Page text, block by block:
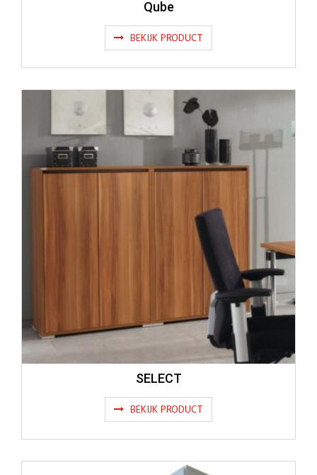
Qube
BEKIJK PRODUCT
SELECT
BEKIJK PRODUCT